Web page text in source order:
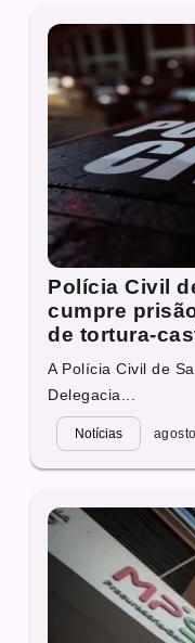
Polícia Civil
cumpre
de tortura-
A Polícia Civil de
Delegacia...
Notícias